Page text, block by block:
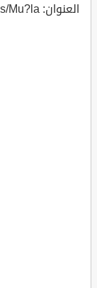
العنوان: G?kçeler K?yü, 48200 Milas/Mu?la